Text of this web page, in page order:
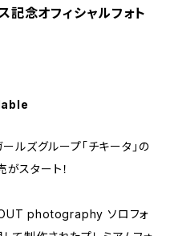
記念オフィシャルフォト
ズグループ「チキータ」の
がスタート！
photography ソロフォ